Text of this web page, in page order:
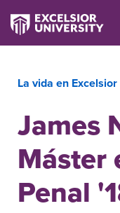
La vida en Excelsior
James
Máster
Penal